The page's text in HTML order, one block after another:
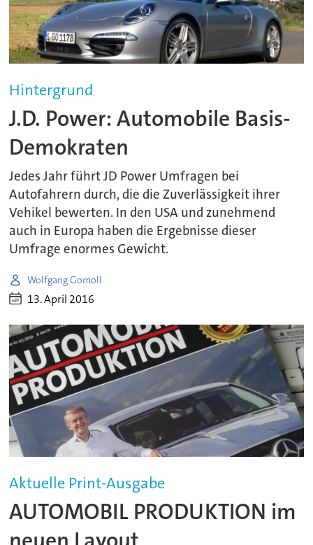
Hintergrund
J.D. Power: Automobile Basis-
Demokraten
Jedes Jahr führt JD Power Umfragen bei
Autofahrern durch, die die Zuverlässigkeit ihrer
Vehikel bewerten. In den USA und zunehmend
auch in Europa haben die Ergebnisse dieser
Umfrage enormes Gewicht.
Wolfgang Gomoll
13. April 2016
Aktuelle Print-Ausgabe
AUTOMOBIL PRODUKTION im